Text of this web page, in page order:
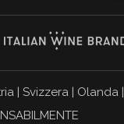
| Svizzera| Olanda|